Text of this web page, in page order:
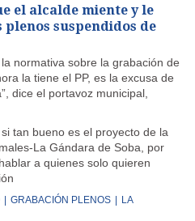
el alcalde miente y le
suspendidos de
normativa sobre la grabación de
la tiene el PP, es la excusa de
dice el portavoz municipal,
tan bueno es el proyecto de la
La Gándara de Soba, por
a quienes solo quieren
GRABACIÓN PLENOS
LA